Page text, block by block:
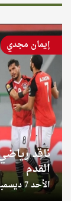
ناقد
القدم
الأحد 7 ديسمبر 2025 - 17:01:51
إيمان مجدي